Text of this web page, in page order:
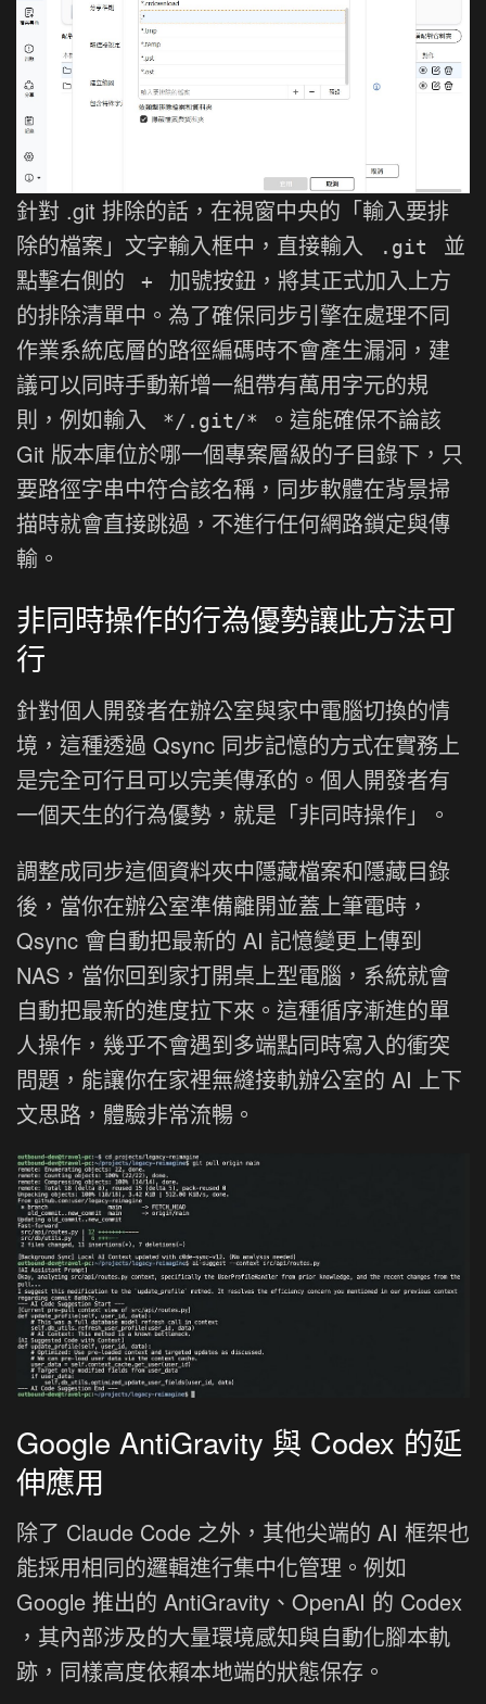
針對 .git 排除的話，在視窗中央的「輸入要排
除的檔案」文字輸入框中，直接輸入
.git
並
點擊右側的
+
加號按鈕，將其正式加入上方
的排除清單中。為了確保同步引擎在處理不同
作業系統底層的路徑編碼時不會產生漏洞，建
議可以同時手動新增一組帶有萬用字元的規
則，例如輸入
*/.git/*
。這能確保不論該
Git 版本庫位於哪一個專案層級的子目錄下，只
要路徑字串中符合該名稱，同步軟體在背景掃
描時就會直接跳過，不進行任何網路鎖定與傳
輸。
非同時操作的行為優勢讓此方法可
行
針對個人開發者在辦公室與家中電腦切換的情
境，這種透過 Qsync 同步記憶的方式在實務上
是完全可行且可以完美傳承的。個人開發者有
一個天生的行為優勢，就是「非同時操作」。
調整成同步這個資料夾中隱藏檔案和隱藏目錄
後，當你在辦公室準備離開並蓋上筆電時，
Qsync 會自動把最新的 AI 記憶變更上傳到
NAS，當你回到家打開桌上型電腦，系統就會
自動把最新的進度拉下來。這種循序漸進的單
人操作，幾乎不會遇到多端點同時寫入的衝突
問題，能讓你在家裡無縫接軌辦公室的 AI 上下
文思路，體驗非常流暢。
Google AntiGravity 與 Codex 的延
伸應用
除了 Claude Code 之外，其他尖端的 AI 框架也
能採用相同的邏輯進行集中化管理。例如
Google 推出的 AntiGravity、OpenAI 的 Codex
，其內部涉及的大量環境感知與自動化腳本軌
跡，同樣高度依賴本地端的狀態保存。